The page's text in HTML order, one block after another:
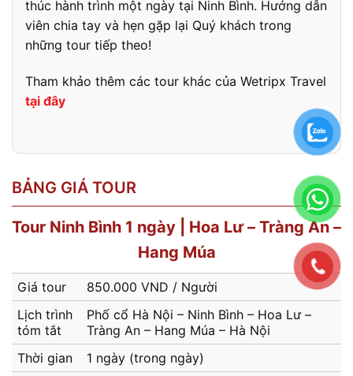
thúc hành trình một ngày tại Ninh Bình. Hướng dẫn
viên chia tay và hẹn gặp lại Quý khách trong
những tour tiếp theo!
Tham khảo thêm các tour khác của Wetripx Travel
tại đây
BẢNG GIÁ TOUR
Tour Ninh Bình 1 ngày | Hoa Lư – Tràng An –
Hang Múa
Giá tour
850.000 VND / Người
Lịch trình
tóm tắt
Phố cổ Hà Nội – Ninh Bình – Hoa Lư –
Tràng An – Hang Múa – Hà Nội
Thời gian
1 ngày (trong ngày)